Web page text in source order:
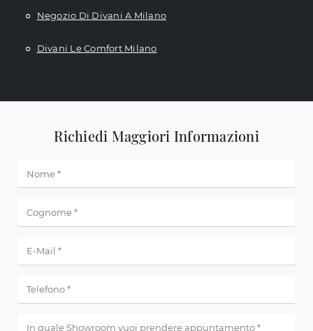
Negozio Di Divani A Milano
Divani Le Comfort Milano
Richiedi Maggiori Informazioni